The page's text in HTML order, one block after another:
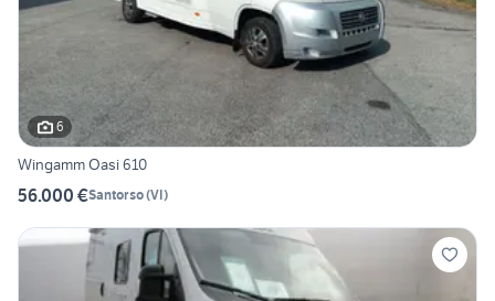
6
Wingamm Oasi 610
56.000 €Santorso(VI)